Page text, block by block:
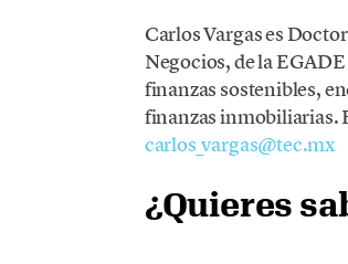
Carlos Vargas es
Negocios, de la
finanzas sostenibles,
finanzas inmobiliarias.
carlos_vargas@tec.mx
¿Quieres